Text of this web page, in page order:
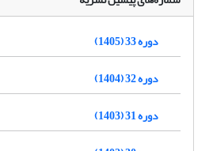
دوره 33 (1405)
دوره 32 (1404)
دوره 31 (1403)